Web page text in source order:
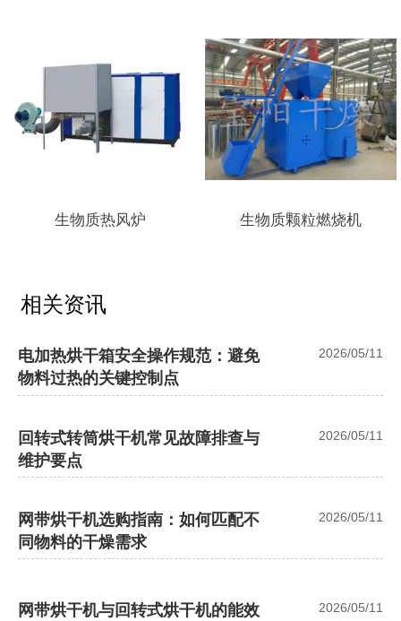
生物质热风炉 生物质颗粒燃烧机
相关资讯
电加热烘干箱安全操作规范：避免
物料过热的关键控制点
2026/05/11
回转式转筒烘干机常见故障排查与
维护要点
2026/05/11
网带烘干机选购指南：如何匹配不
同物料的干燥需求
2026/05/11
网带烘干机与回转式烘干机的能效
2026/05/11